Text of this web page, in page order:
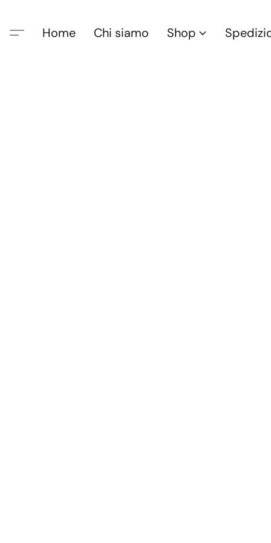
Home Chi siamo Shop